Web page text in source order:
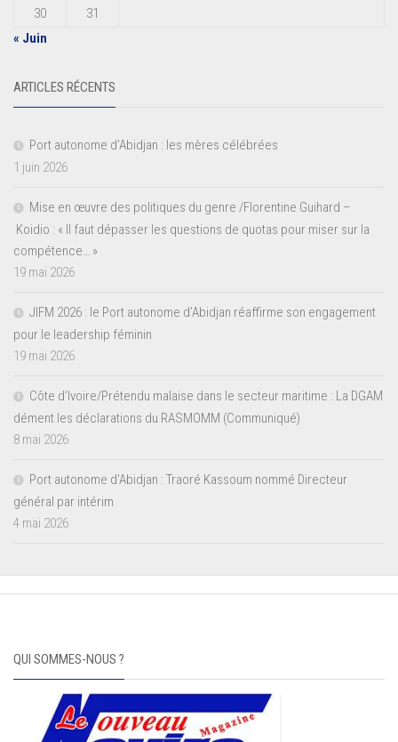
30
31
« Juin
ARTICLES RÉCENTS
Port autonome d’Abidjan : les mères célébrées
1 juin 2026
Mise en œuvre des politiques du genre /Florentine Guihard –
Koidio : « Il faut dépasser les questions de quotas pour miser sur la
compétence… »
19 mai 2026
JIFM 2026 : le Port autonome d’Abidjan réaffirme son engagement
pour le leadership féminin
19 mai 2026
Côte d’Ivoire/Prétendu malaise dans le secteur maritime : La DGAM
dément les déclarations du RASMOMM (Communiqué)
8 mai 2026
Port autonome d’Abidjan : Traoré Kassoum nommé Directeur
général par intérim
4 mai 2026
QUI SOMMES-NOUS ?